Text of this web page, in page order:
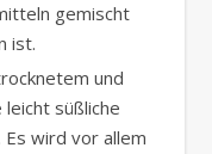
gemischt
ist.
und
süßliche
Es wird vor allem